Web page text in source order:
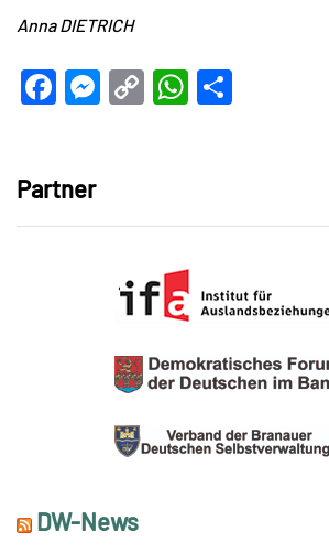
Anna DIETRICH
Facebook
Messenger
CopyWhatsApp
Partner
DW-News